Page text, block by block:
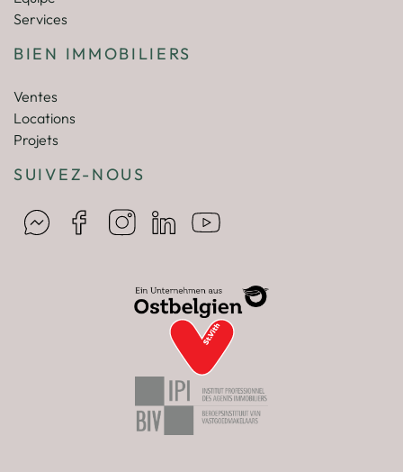
Services
BIEN IMMOBILIERS
Ventes
Locations
Projets
SUIVEZ-NOUS